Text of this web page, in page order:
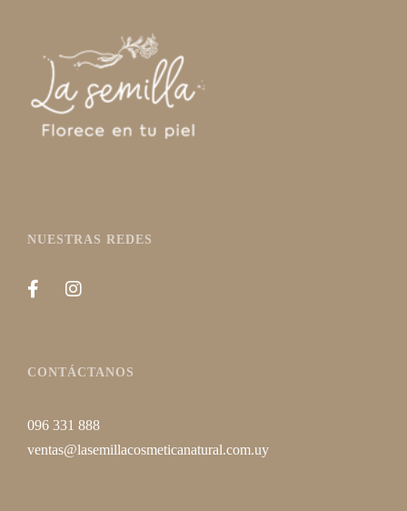
NUESTRAS REDES
CONTÁCTANOS
096 331 888
ventas@lasemillacosmeticanatural.com.uy